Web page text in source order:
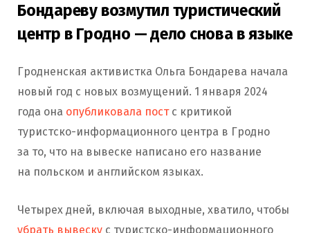
Бондареву возмутил туристический
центр в Гродно — дело снова в языке
Гродненская активистка Ольга Бондарева начала
новый год с новых возмущений. 1 января 2024
года она опубликовала постс критикой
туристско-информационного центра в Гродно
за то, что на вывеске написано его название
на польском и английском языках.
Четырех дней, включая выходные, хватило, чтобы
убрать вывеску с туристско-информационного